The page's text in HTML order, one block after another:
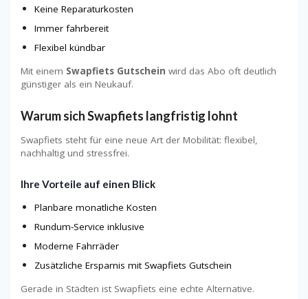
Keine Reparaturkosten
Immer fahrbereit
Flexibel kündbar
Mit einem Swapfiets Gutschein wird das Abo oft deutlich
günstiger als ein Neukauf.
Warum sich Swapfiets langfristig lohnt
Swapfiets steht für eine neue Art der Mobilität: flexibel,
nachhaltig und stressfrei.
Ihre Vorteile auf einen Blick
Planbare monatliche Kosten
Rundum-Service inklusive
Moderne Fahrräder
Zusätzliche Ersparnis mit Swapfiets Gutschein
Gerade in Städten ist Swapfiets eine echte Alternative.